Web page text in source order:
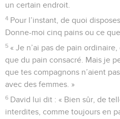
un certain endroit.
4 Pour l’instant, de quoi
Donne-moi cinq pains ou ce
5 « Je n’ai pas de pain
que du pain consacré. Mais je
que tes compagnons n’aient
avec des femmes. »
6 David lui dit : « Bien sûr, de
interdites, comme toujours en